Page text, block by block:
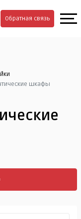
Обратная связь
шкафы